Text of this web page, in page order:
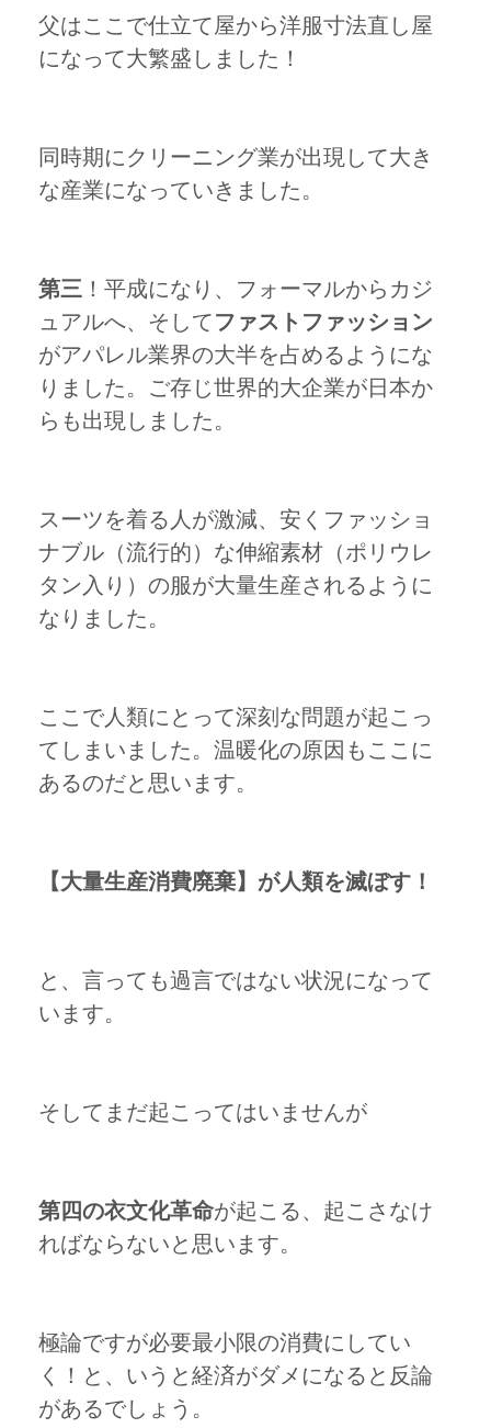
父はここで仕立て屋から洋服寸法直し屋
になって大繁盛しました！
同時期にクリーニング業が出現して大き
な産業になっていきました。
第三 ！平成になり、フォーマルからカジ
ュアルへ、そしてファストファッション
がアパレル業界の大半を占めるようにな
りました。ご存じ世界的大企業が日本か
らも出現しました。
スーツを着る人が激減、安くファッショ
ナブル（流行的）な伸縮素材（ポリウレ
タン入り）の服が大量生産されるように
なりました。
ここで人類にとって深刻な問題が起こっ
てしまいました。温暖化の原因もここに
あるのだと思います。
【大量生産消費廃棄】が人類を滅ぼす！
と、言っても過言ではない状況になって
います。
そしてまだ起こってはいませんが
第四の衣文化革命が起こる、起こさなけ
ればならないと思います。
極論ですが必要最小限の消費にしてい
く！と、いうと経済がダメになると反論
があるでしょう。